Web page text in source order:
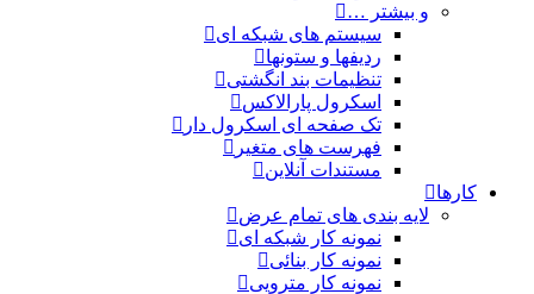
و بیشتر …
سیستم های شبکه ای
ردیفها و ستونها
تنظیمات بند انگشتی
اسکرول پارالاکس
تک صفحه ای اسکرول دار
فهرست های متغیر
مستندات آنلاین
کارها
لایه بندی های تمام عرض
نمونه کار شبکه ای
نمونه کار بنائی
نمونه کار مترویی